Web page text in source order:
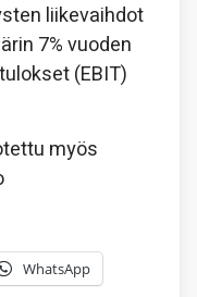
liikevaihdot
7% vuoden
(EBIT)
myös
WhatsApp